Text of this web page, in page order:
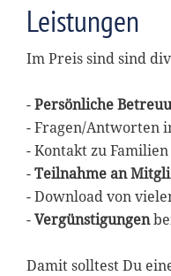
Leistungen
Im Preis sind sind
-Persönliche
- Fragen/Antworten
- Kontakt zu Familien
-Teilnahme an
- Download von
-Vergünstigungen
Damit solltest Du